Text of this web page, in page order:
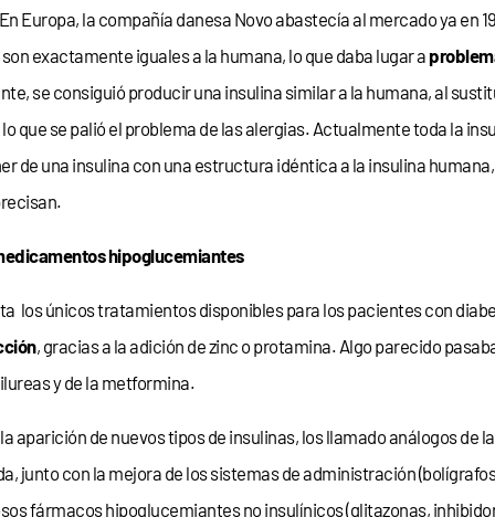
Europa, la compañía danesa Novo abastecía al mercado ya en
exactamente iguales a la humana, lo que daba lugar a
se consiguió producir una insulina similar a la humana, al
que se palió el problema de las alergias. Actualmente toda la
de una insulina con una estructura idéntica a la insulina
hipoglucemiantes
los únicos tratamientos disponibles para los pacientes con
, gracias a la adición de zinc o protamina. Algo parecido
y de la metformina.
aparición de nuevos tipos de insulinas, los llamado análogos
junto con la mejora de los sistemas de administración
fármacos hipoglucemiantes no insulínicos (glitazonas,